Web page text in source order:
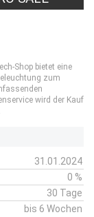
Shop bietet eine
zum
wird der Kauf
31.01.2024
0 %
30 Tage
bis 6 Wochen